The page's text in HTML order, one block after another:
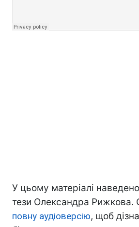
У цьому матеріалі
тези Олександра Рижкова.
повну аудіоверсію, щоб